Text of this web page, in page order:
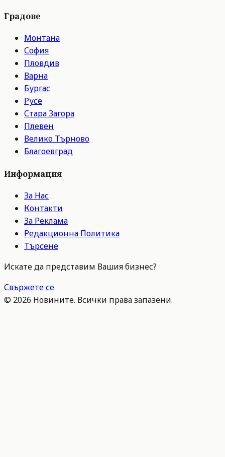
Градове
Монтана
София
Пловдив
Варна
Бургас
Русе
Стара Загора
Плевен
Велико Търново
Благоевград
Информация
За Нас
Контакти
За Реклама
Редакционна Политика
Търсене
Искате да представим Вашия бизнес?
Свържете се
© 2026 Новините. Всички права запазени.